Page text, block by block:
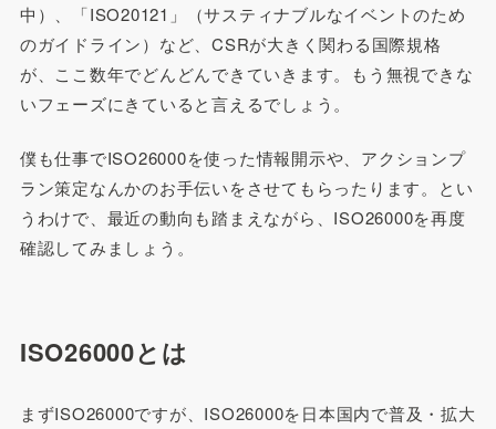
中）、「ISO20121」（サスティナブルなイベントのため
のガイドライン）など、CSRが大きく関わる国際規格
が、ここ数年でどんどんできていきます。もう無視できな
いフェーズにきていると言えるでしょう。
僕も仕事でISO26000を使った情報開示や、アクションプ
ラン策定なんかのお手伝いをさせてもらったります。とい
うわけで、最近の動向も踏まえながら、ISO26000を再度
確認してみましょう。
ISO26000とは
まずISO26000ですが、ISO26000を日本国内で普及・拡大